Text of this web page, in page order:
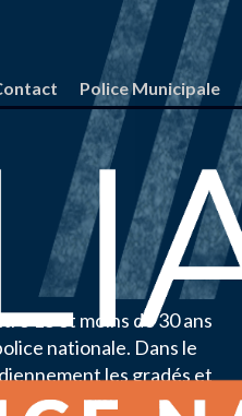
Police Municipale
18 et moins de 30 ans
nationale. Dans le
les gradés et
les commissariats,